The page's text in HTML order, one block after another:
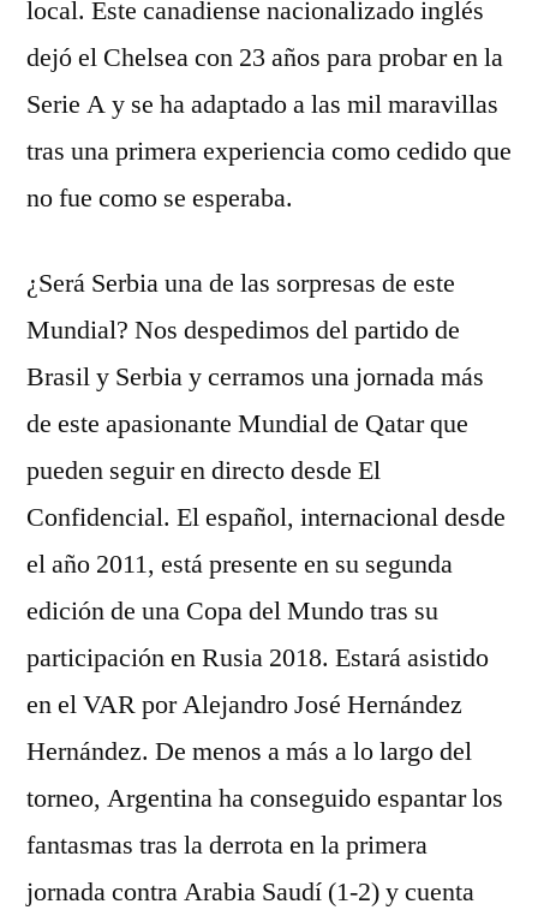
local. Este canadiense nacionalizado inglés
dejó el Chelsea con 23 años para probar en la
Serie A y se ha adaptado a las mil maravillas
tras una primera experiencia como cedido que
no fue como se esperaba.
¿Será Serbia una de las sorpresas de este
Mundial? Nos despedimos del partido de
Brasil y Serbia y cerramos una jornada más
de este apasionante Mundial de Qatar que
pueden seguir en directo desde El
Confidencial. El español, internacional desde
el año 2011, está presente en su segunda
edición de una Copa del Mundo tras su
participación en Rusia 2018. Estará asistido
en el VAR por Alejandro José Hernández
Hernández. De menos a más a lo largo del
torneo, Argentina ha conseguido espantar los
fantasmas tras la derrota en la primera
jornada contra Arabia Saudí (1-2) y cuenta